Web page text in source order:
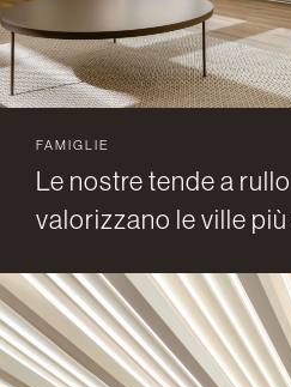
FAMIGLIE
Le nostre tende a
valorizzano le ville